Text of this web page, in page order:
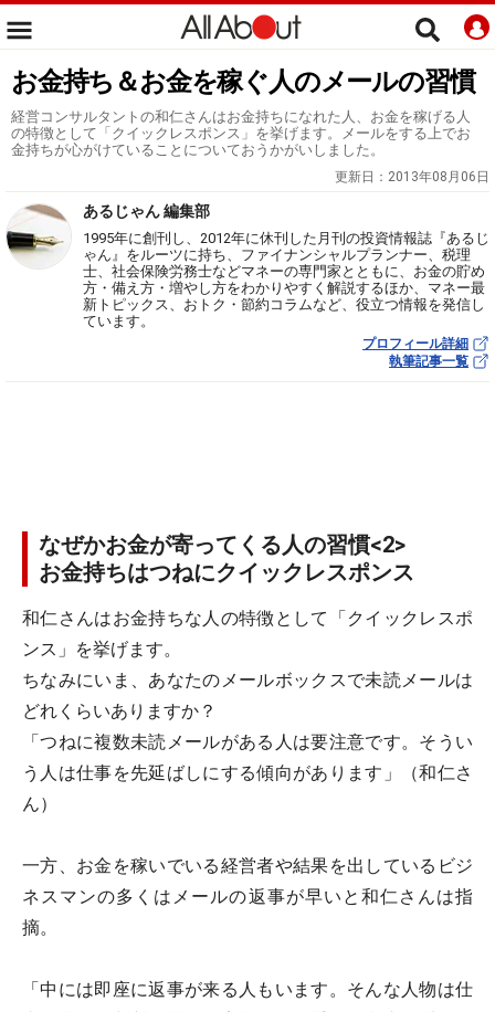
お金持ち＆お金を稼ぐ人のメールの習慣
経営コンサルタントの和仁さんはお金持ちになれた人、お金を稼げる人
の特徴として「クイックレスポンス」を挙げます。メールをする上でお
金持ちが心がけていることについておうかがいしました。
更新日： 2013年08月06日
あるじゃん 編集部
1995年に創刊し、2012年に休刊した月刊の投資情報誌『あるじ
ゃん』をルーツに持ち、ファイナンシャルプランナー、税理
士、社会保険労務士などマネーの専門家とともに、お金の貯め
方・備え方・増やし方をわかりやすく解説するほか、マネー最
新トピックス、おトク・節約コラムなど、役立つ情報を発信し
ています。
プロフィール詳細
執筆記事一覧
なぜかお金が寄ってくる人の習慣<2>
お金持ちはつねにクイックレスポンス
和仁さんはお金持ちな人の特徴として「クイックレスポ
ンス」を挙げます。
ちなみにいま、あなたのメールボックスで未読メールは
どれくらいありますか？
「つねに複数未読メールがある人は要注意です。そうい
う人は仕事を先延ばしにする傾向があります」（和仁さ
ん）
一方、お金を稼いでいる経営者や結果を出しているビジ
ネスマンの多くはメールの返事が早いと和仁さんは指
摘。
「中には即座に返事が来る人もいます。そんな人物は仕